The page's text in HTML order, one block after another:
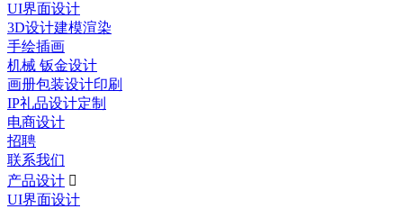
UI界面设计
3D设计建模渲染
手绘插画
机械 钣金设计
画册包装设计印刷
IP礼品设计定制
电商设计
招聘
联系我们
产品设计 
UI界面设计